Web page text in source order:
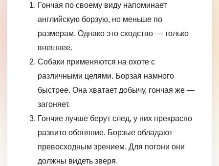
Гончая по своему виду напоминает
английскую борзую, но меньше по
размерам. Однако это сходство — только
внешнее.
Собаки применяются на охоте с
различными целями. Борзая намного
быстрее. Она хватает добычу, гончая же —
загоняет.
Гончие лучше берут след, у них прекрасно
развито обоняние. Борзые обладают
превосходным зрением. Для погони они
должны видеть зверя.